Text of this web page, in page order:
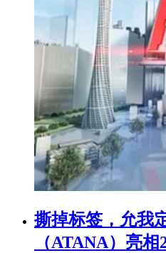
撕掉标签，允我
（ATANA）亮